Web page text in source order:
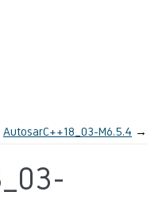
AutosarC++18_03-M6.5.4 →